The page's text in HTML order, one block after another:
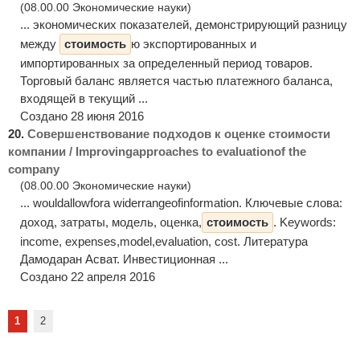
(08.00.00 Экономические науки)
... экономических показателей, демонстрирующий разницу
между стоимость ю экспортированных и
импортированных за определенный период товаров.
Торговый баланс является частью платежного баланса,
входящей в текущий ...
Создано 28 июня 2016
20. Совершенствование подходов к оценке стоимости
компании / Improvingapproaches to evaluationof the
company
(08.00.00 Экономические науки)
... wouldallowfora widerrangeofinformation. Ключевые слова:
доход, затраты, модель, оценка, стоимость . Keywords:
income, expenses,model,evaluation, cost. Литература
Дамодаран Асват. Инвестиционная ...
Создано 22 апреля 2016
1 2